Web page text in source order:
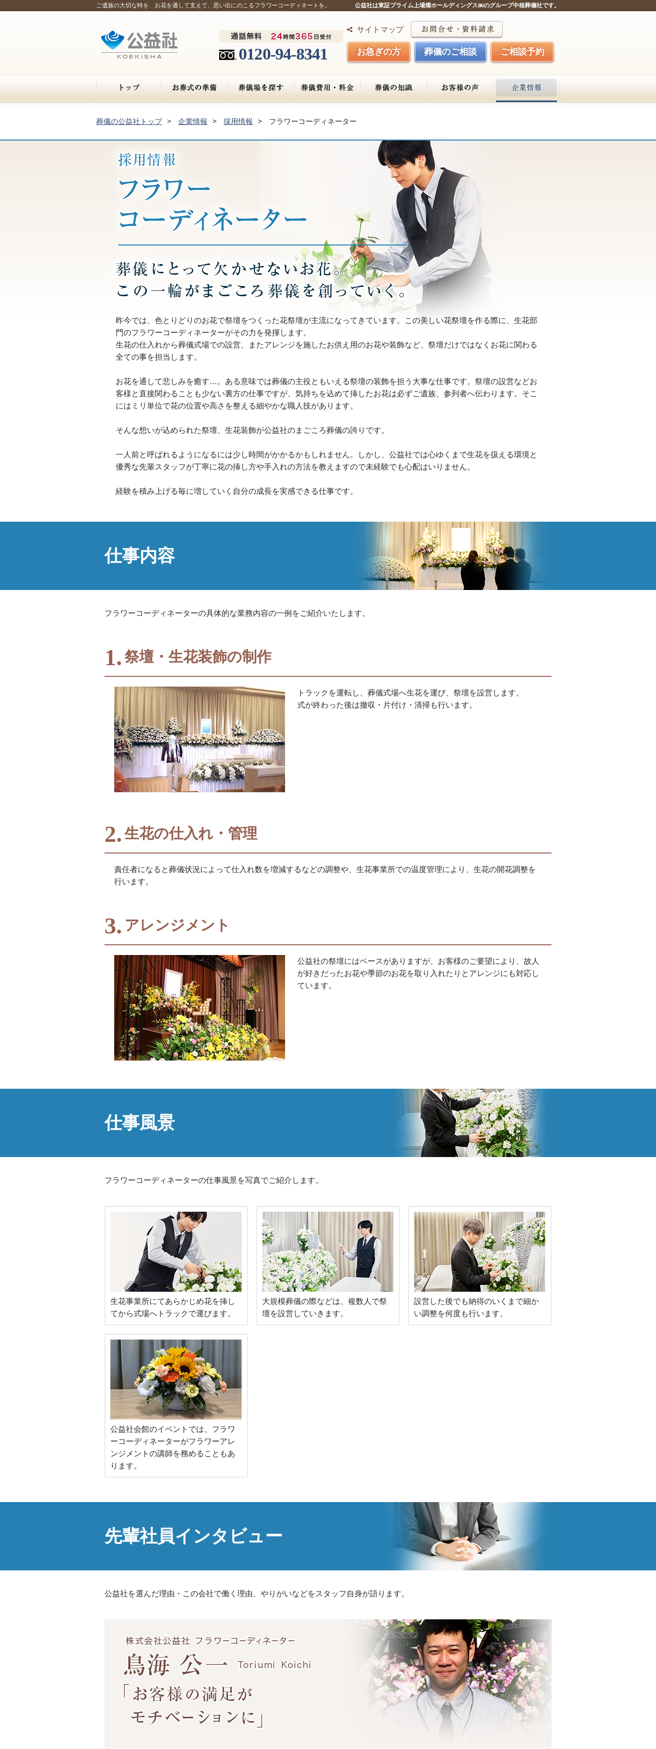
ご遺族の大切な時を、お花を通して支えて、思い出にのこるフラワーコーディネートを。 公益社は東証プライム上場燦ホールディングス㈱のグループ中核葬儀社です。
サイトマップ
お急ぎの方 葬儀のご相談 ご相談予約
0120-94-8341
葬儀の公益社トップ 企業情報 採用情報 フラワーコーディネーター
昨今では、色とりどりのお花で祭壇をつくった花祭壇が主流になってきています。この美しい花祭壇を作る際に、生花部
門のフラワーコーディネーターがその力を発揮します。
生花の仕入れから葬儀式場での設営、またアレンジを施したお供え用のお花や装飾など、祭壇だけではなくお花に関わる
全ての事を担当します。
お花を通して悲しみを癒す…。ある意味では葬儀の主役ともいえる祭壇の装飾を担う大事な仕事です。祭壇の設営などお
客様と直接関わることも少ない裏方の仕事ですが、気持ちを込めて挿したお花は必ずご遺族、参列者へ伝わります。そこ
にはミリ単位で花の位置や高さを整える細やかな職人技があります。
そんな想いが込められた祭壇、生花装飾が公益社のまごころ葬儀の誇りです。
一人前と呼ばれるようになるには少し時間がかかるかもしれません。しかし、公益社では心ゆくまで生花を扱える環境と
優秀な先輩スタッフが丁寧に花の挿し方や手入れの方法を教えますので未経験でも心配はいりません。
経験を積み上げる毎に増していく自分の成長を実感できる仕事です。
仕事内容
フラワーコーディネーターの具体的な業務内容の一例をご紹介いたします。
1. 祭壇・生花装飾の制作
トラックを運転し、葬儀式場へ生花を運び、祭壇を設営します。
式が終わった後は撤収・片付け・清掃も行います。
2. 生花の仕入れ・管理
責任者になると葬儀状況によって仕入れ数を増減するなどの調整や、生花事業所での温度管理により、生花の開花調整を
行います。
3. アレンジメント
公益社の祭壇にはベースがありますが、お客様のご要望により、故人
が好きだったお花や季節のお花を取り入れたりとアレンジにも対応し
ています。
仕事風景
フラワーコーディネーターの仕事風景を写真でご紹介します。
生花事業所にてあらかじめ花を挿し
てから式場へトラックで運びます。
大規模葬儀の際などは、複数人で祭
壇を設営していきます。
設営した後でも納得のいくまで細か
い調整を何度も行います。
公益社会館のイベントでは、フラワ
ーコーディネーターがフラワーアレ
ンジメントの講師を務めることもあ
ります。
先輩社員インタビュー
公益社を選んだ理由・この会社で働く理由、やりがいなどをスタッフ自身が語ります。